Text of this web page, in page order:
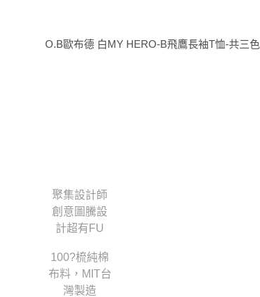
O.B歐布德 白MY HERO-B飛鷹長袖T恤-共三色
聚集設計師
創意圖騰設
計超有FU
100?梳純棉
布料，MIT台
灣製造